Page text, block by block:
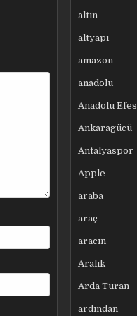
altın
altyapı
amazon
anadolu
Anadolu Efes
Ankaragücü
Antalyaspor
Apple
araba
araç
aracın
Aralık
Arda Turan
ardından